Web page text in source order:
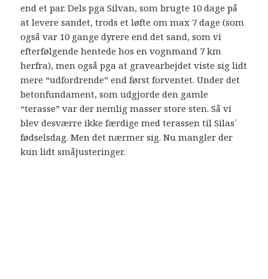
end et par. Dels pga Silvan, som brugte 10 dage på
at levere sandet, trods et løfte om max 7 dage (som
også var 10 gange dyrere end det sand, som vi
efterfølgende hentede hos en vognmand 7 km
herfra), men også pga at gravearbejdet viste sig lidt
mere “udfordrende” end først forventet. Under det
betonfundament, som udgjorde den gamle
“terasse” var der nemlig masser store sten. Så vi
blev desværre ikke færdige med terassen til Silas´
fødselsdag. Men det nærmer sig. Nu mangler der
kun lidt småjusteringer.